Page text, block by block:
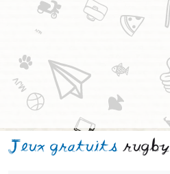
Jeux gratuits rugby